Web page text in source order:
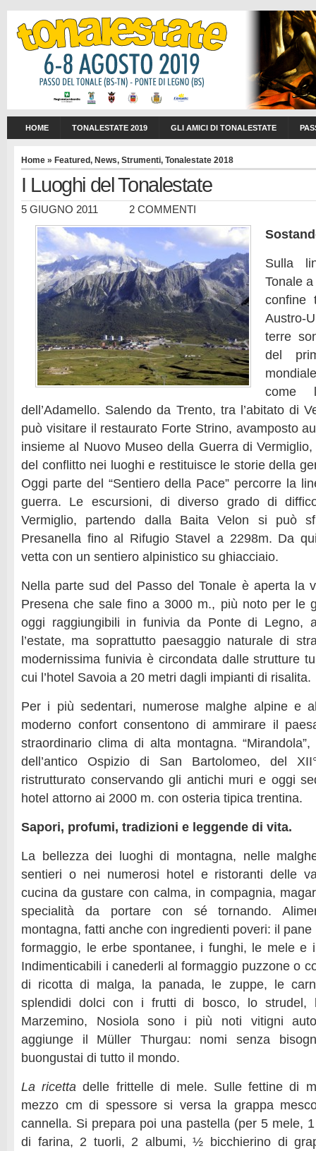
HOME TONALESTATE 2019 GLI AMICI DI TONALESTATE
Home » Featured, News, Strumenti, Tonalestate 2018
I Luoghi del Tonalestate
5 GIUGNO 2011 2 COMMENTI
Sulla
Tonale
confine
terre
del
come
dell’Adamello. Salendo da Trento, tra l’abitato di
può visitare il restaurato Forte Strino, avamposto
insieme al Nuovo Museo della Guerra di
del conflitto nei luoghi e restituisce le storie della
Oggi parte del “Sentiero della Pace” percorre la
guerra. Le escursioni, di diverso grado di
Vermiglio, partendo dalla Baita Velon si può
Presanella fino al Rifugio Stavel a 2298m. Da
vetta con un sentiero alpinistico su ghiacciaio.
Nella parte sud del Passo del Tonale è aperta la
Presena che sale fino a 3000 m., più noto per le
oggi raggiungibili in funivia da Ponte di Legno,
l’estate, ma soprattutto paesaggio naturale di
modernissima funivia è circondata dalle strutture
cui l’hotel Savoia a 20 metri dagli impianti di risalita.
Per i più sedentari, numerose malghe alpine e
moderno confort consentono di ammirare il
straordinario clima di alta montagna.
dell’antico Ospizio di San Bartolomeo, del
ristrutturato conservando gli antichi muri e oggi
hotel attorno ai 2000 m. con osteria tipica trentina.
Sapori, profumi, tradizioni e leggende di vita.
La bellezza dei luoghi di montagna, nelle
sentieri o nei numerosi hotel e ristoranti delle
cucina da gustare con calma, in compagnia,
specialità da portare con sé tornando.
montagna, fatti anche con ingredienti poveri: il
formaggio, le erbe spontanee, i funghi, le mele e
Indimenticabili i canederli al formaggio puzzone o
di ricotta di malga, la panada, le zuppe, le
splendidi dolci con i frutti di bosco, lo strudel,
Marzemino, Nosiola sono i più noti vitigni
aggiunge il Müller Thurgau: nomi senza
buongustai di tutto il mondo.
La ricetta delle frittelle di mele. Sulle fettine di
mezzo cm di spessore si versa la grappa
cannella. Si prepara poi una pastella (per 5 mele,
di farina, 2 tuorli, 2 albumi, ½ bicchierino di